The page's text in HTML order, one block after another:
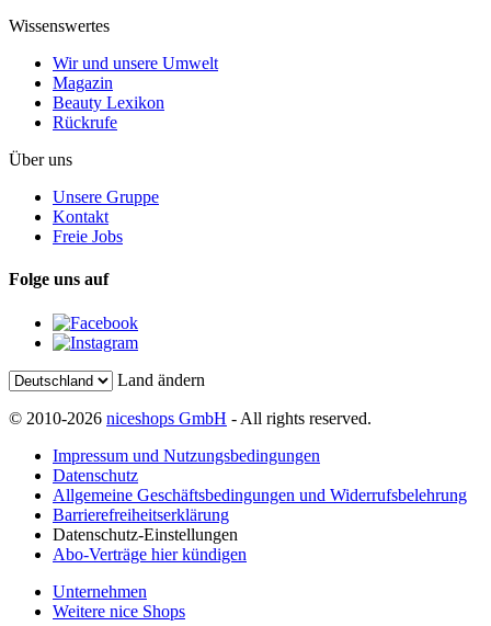
Wissenswertes
Wir und unsere Umwelt
Magazin
Beauty Lexikon
Rückrufe
Über uns
Unsere Gruppe
Kontakt
Freie Jobs
Folge uns auf
Land ändern
© 2010-2026 niceshops GmbH - All rights reserved.
Impressum und Nutzungsbedingungen
Datenschutz
Allgemeine Geschäftsbedingungen und Widerrufsbelehrung
Barrierefreiheitserklärung
Datenschutz-Einstellungen
Abo-Verträge hier kündigen
Unternehmen
Weitere nice Shops